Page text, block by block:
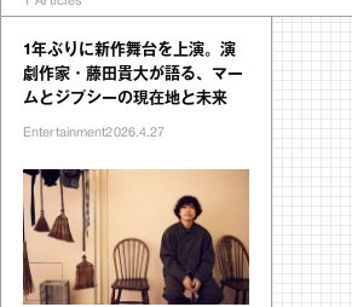
1年ぶりに新作舞台を上演。演
劇作家・藤田貴大が語る、マー
ムとジプシーの現在地と未来
Entertainment2026.4.27